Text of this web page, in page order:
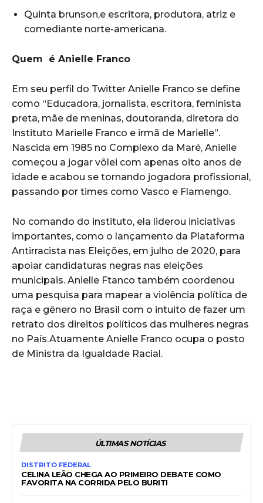
Quinta brunson,e escritora, produtora, atriz e
comediante norte-americana.
Quem é Anielle Franco
Em seu perfil do Twitter Anielle Franco se define
como “Educadora, jornalista, escritora, feminista
preta, mãe de meninas, doutoranda, diretora do
Instituto Marielle Franco e irmã de Marielle”.
Nascida em 1985 no Complexo da Maré, Anielle
começou a jogar vôlei com apenas oito anos de
idade e acabou se tornando jogadora profissional,
passando por times como Vasco e Flamengo.
No comando do instituto, ela liderou iniciativas
importantes, como o lançamento da Plataforma
Antirracista nas Eleições, em julho de 2020, para
apoiar candidaturas negras nas eleições
municipais. Anielle Ftanco também coordenou
uma pesquisa para mapear a violência política de
raça e gênero no Brasil com o intuito de fazer um
retrato dos direitos políticos das mulheres negras
no País.Atuamente Anielle Franco ocupa o posto
de Ministra da Igualdade Racial.
ÚLTIMAS NOTÍCIAS
DISTRITO FEDERAL
CELINA LEÃO CHEGA AO PRIMEIRO DEBATE COMO
FAVORITA NA CORRIDA PELO BURITI